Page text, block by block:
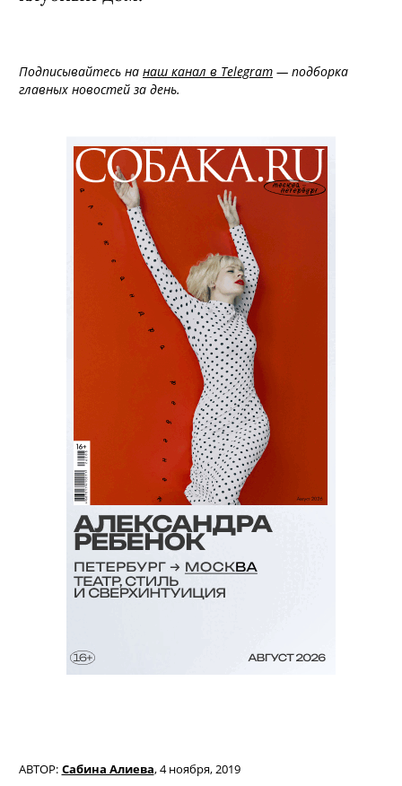
Подписывайтесь на наш канал в Telegram — подборка
главных новостей за день.
АВТОР: Сабина Алиева,4 ноября, 2019